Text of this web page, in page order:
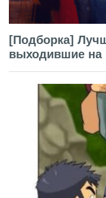
[Подборка]
выходившие на